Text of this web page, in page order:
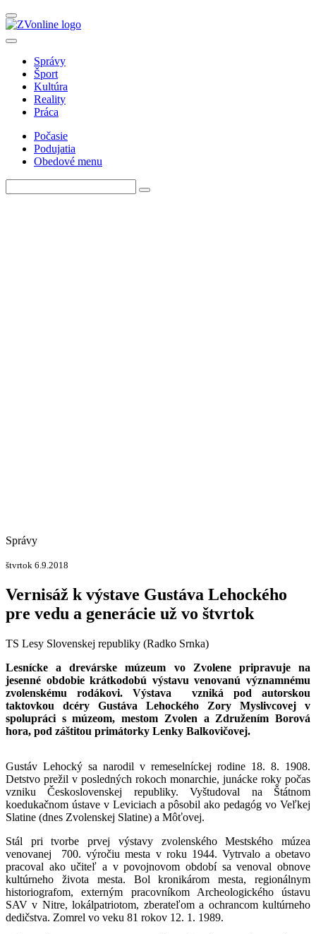
Správy
Šport
Kultúra
Reality
Práca
Počasie
Podujatia
Obedové menu
Správy
štvrtok 6.9.2018
Vernisáž k výstave Gustáva Lehockého
pre vedu a generácie už vo štvrtok
TS Lesy Slovenskej republiky (Radko Srnka)
Lesnícke a drevárske múzeum vo Zvolene pripravuje na
jesenné obdobie krátkodobú výstavu venovanú významnému
zvolenskému rodákovi. Výstava vzniká pod autorskou
taktovkou dcéry Gustáva Lehockého Zory Myslivcovej v
spolupráci s múzeom, mestom Zvolen a Združením Borová
hora, pod záštitou primátorky Lenky Balkovičovej.
Gustáv Lehocký sa narodil v remeselníckej rodine 18. 8. 1908.
Detstvo prežil v posledných rokoch monarchie, junácke roky počas
vzniku Československej republiky. Vyštudoval na Štátnom
koedukačnom ústave v Leviciach a pôsobil ako pedagóg vo Veľkej
Slatine (dnes Zvolenskej Slatine) a Môťovej.
Stál pri tvorbe prvej výstavy zvolenského Mestského múzea
venovanej 700. výročiu mesta v roku 1944. Vytrvalo a obetavo
pracoval ako učiteľ a v povojnovom období sa venoval obnove
kultúrneho života mesta. Bol kronikárom mesta, regionálnym
historiografom, externým pracovníkom Archeologického ústavu
SAV v Nitre, lokálpatriotom, zberateľom a ochrancom kultúrneho
dedičstva. Zomrel vo veku 81 rokov 12. 1. 1989.